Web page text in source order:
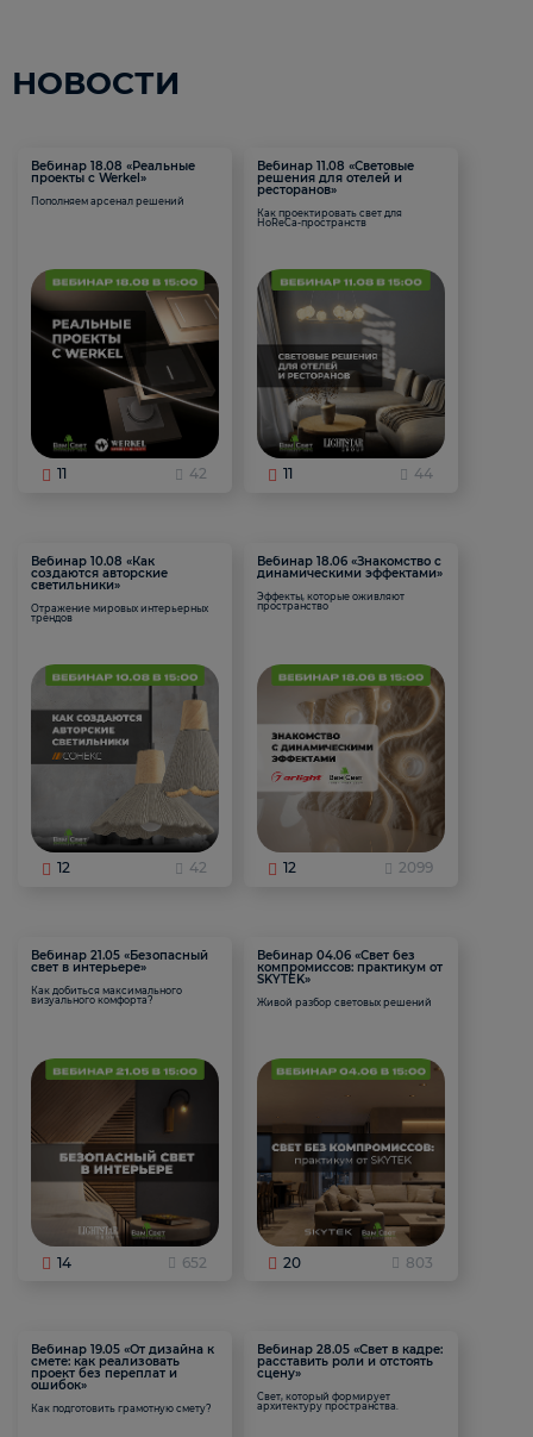
НОВОСТИ
Вебинар 18.08 «Реальные
проекты с Werkel»
Пополняем арсенал решений
11 42
Вебинар 11.08 «Световые
решения для отелей и
ресторанов»
Как проектировать свет для
HoReCa-пространств
11 44
Вебинар 10.08 «Как
создаются авторские
светильники»
Отражение мировых интерьерных
трендов
12 42
Вебинар 18.06 «Знакомство с
динамическими эффектами»
Эффекты, которые оживляют
пространство
12 2099
Вебинар 21.05 «Безопасный
свет в интерьере»
Как добиться максимального
визуального комфорта?
14 652
Вебинар 04.06 «Свет без
компромиссов: практикум от
SKYTEK»
Живой разбор световых решений
20 803
Вебинар 19.05 «От дизайна к
смете: как реализовать
проект без переплат и
ошибок»
Как подготовить грамотную смету?
Вебинар 28.05 «Свет в кадре:
расставить роли и отстоять
сцену»
Свет, который формирует
архитектуру пространства.